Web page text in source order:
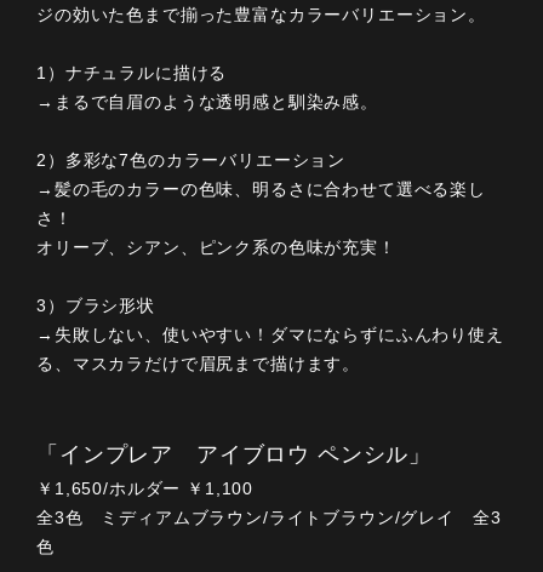
ジの効いた色まで揃った豊富なカラーバリエーション。
1）ナチュラルに描ける
→まるで自眉のような透明感と馴染み感。
2）多彩な7色のカラーバリエーション
→髪の毛のカラーの色味、明るさに合わせて選べる楽し
さ！
オリーブ、シアン、ピンク系の色味が充実！
3）ブラシ形状
→失敗しない、使いやすい！ダマにならずにふんわり使え
る、マスカラだけで眉尻まで描けます。
「インプレア アイブロウ ペンシル」
￥1,650/ホルダー ￥1,100
全3色 ミディアムブラウン/ライトブラウン/グレイ 全3
色